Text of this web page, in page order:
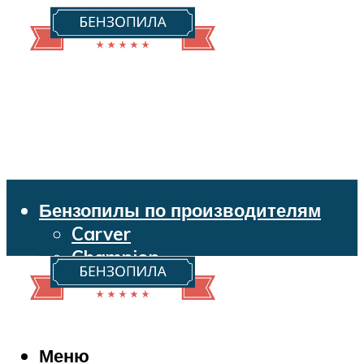
Бензопилы по производителям
Carver
Champion
Echo
Husqvarna
Makita
Меню